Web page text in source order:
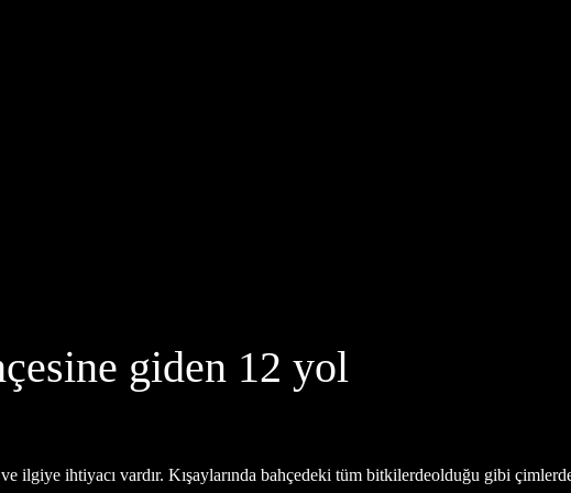
giden 12 yol
ilgiye ihtiyacı vardır. Kışaylarında bahçedeki tüm bitkilerdeolduğu gibi